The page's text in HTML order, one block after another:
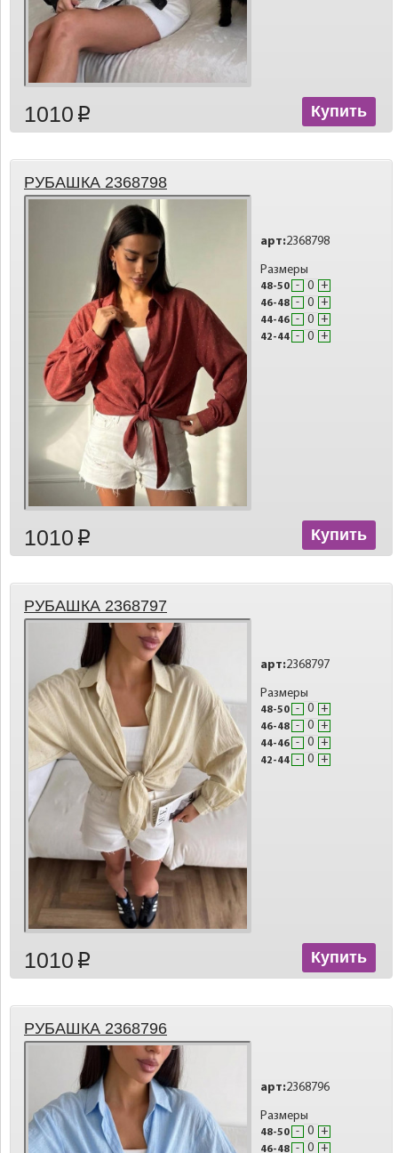
1010 p Купить
РУБАШКА 2368798
арт:2368798
Размеры
48-50 - +
46-48 - +
44-46 - +
42-44 - +
1010 p Купить
РУБАШКА 2368797
арт:2368797
Размеры
48-50 - +
46-48 - +
44-46 - +
42-44 - +
1010 p Купить
РУБАШКА 2368796
арт:2368796
Размеры
48-50 - +
46-48 - +